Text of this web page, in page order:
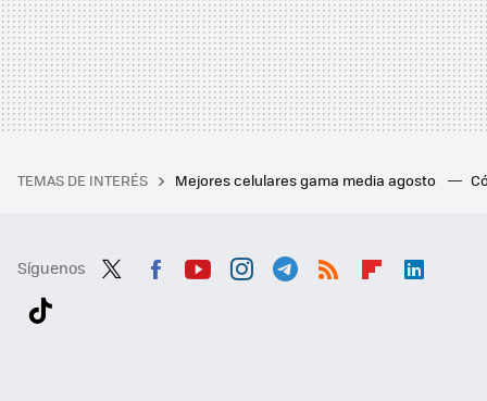
TEMAS DE INTERÉS Mejores celulares gama media agosto
Síguenos